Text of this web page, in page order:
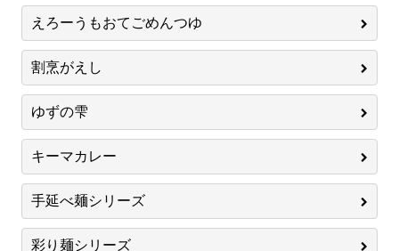
えろーうもおてごめんつゆ
割烹がえし
ゆずの雫
キーマカレー
手延べ麺シリーズ
彩り麺シリーズ